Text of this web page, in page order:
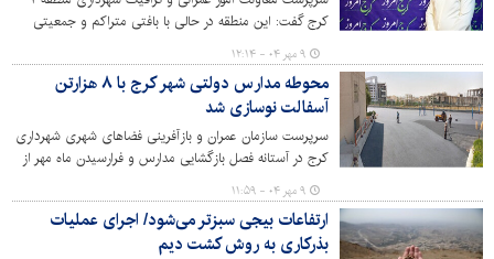
شهروندان به وجود آورده است. توسعه پروژه پاکرود همچنان
همین راستا احداث دو قطعه دیگر آن در حال تکمیل است.
کرج گفت: این منطقه در حالی با بافتی متراکم و جمعیتی
انبوه روبه‌روست که حتی یک متر شبکه فاضلاب شهری در آن
وجود ندارد. خانه‌های قدیمی با چاه‌های جذبی فرسوده و حفر
چاه‌های جدید در خیابان‌ها، تلاقی فاضلاب خانگی با آب‌های
سطحی شرایط نامناسبی را رقم زده است که نه تنها سلامت
شهروندان را تهدید می‌کند بلکه اجرای طرح‌های عمرانی و
هدایت آب‌های سطحی را نیز با چالش جدی مواجه ساخته
۹ مهر ۰۴ - ۱۲:۱۴
محوطه مدارس دولتی شهر کرج با ۸ هزارتن
آسفالت نوسازی شد
سرپرست سازمان عمران و بازآفرینی فضاهای شهری شهرداری
کرج در آستانه فصل بازگشایی مدارس و فرارسیدن ماه مهر از
تولید آسفالت مورد نیاز به منظور روکش محوطه مدارس دولتی
در سطح استان البرز در قالب طرح نوسازی مدارس، با هدف
ارتقای کیفیت فضاهای آموزشی خبر داد.
۹ مهر ۰۴ - ۱۱:۵۹
ارتفاعات بیجی سبزتر می‌شود/ اجرای عملیات
بذرکاری به روش کشت دیم